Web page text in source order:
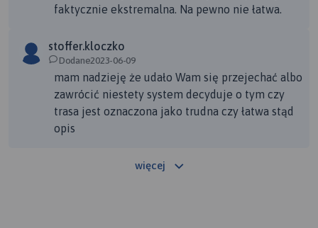
faktycznie ekstremalna. Na pewno nie łatwa.
stoffer.kloczko
Dodane2023-06-09
mam nadzieję że udało Wam się przejechać albo
zawrócić niestety system decyduje o tym czy
trasa jest oznaczona jako trudna czy łatwa stąd
opis
więcej